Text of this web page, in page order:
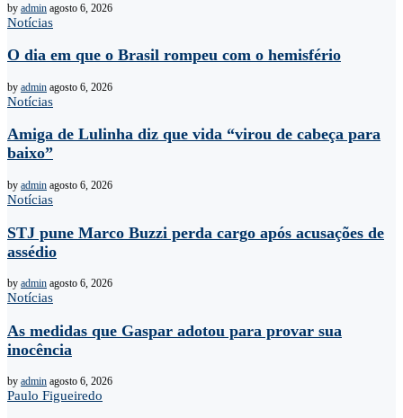
by admin agosto 6, 2026
Notícias
O dia em que o Brasil rompeu com o hemisfério
by admin agosto 6, 2026
Notícias
Amiga de Lulinha diz que vida “virou de cabeça para
baixo”
by admin agosto 6, 2026
Notícias
STJ pune Marco Buzzi perda cargo após acusações de
assédio
by admin agosto 6, 2026
Notícias
As medidas que Gaspar adotou para provar sua
inocência
by admin agosto 6, 2026
Paulo Figueiredo